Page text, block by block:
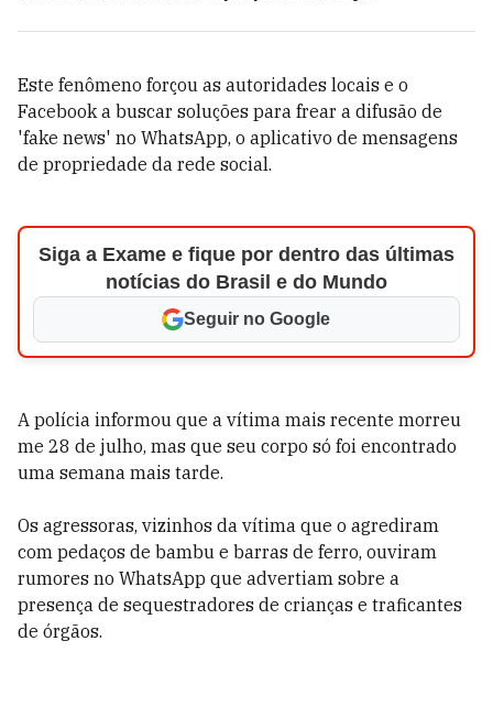
Este fenômeno forçou as autoridades locais e o
Facebook a buscar soluções para frear a difusão de
'fake news' no WhatsApp, o aplicativo de mensagens
de propriedade da rede social.
Siga a Exame e fique por dentro das últimas
notícias do Brasil e do Mundo
Seguir no Google
A polícia informou que a vítima mais recente morreu
me 28 de julho, mas que seu corpo só foi encontrado
uma semana mais tarde.
Os agressoras, vizinhos da vítima que o agrediram
com pedaços de bambu e barras de ferro, ouviram
rumores no WhatsApp que advertiam sobre a
presença de sequestradores de crianças e traficantes
de órgãos.